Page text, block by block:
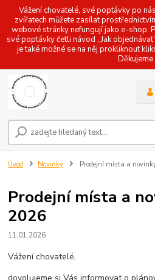
Vážení chovatelé, své poptávky po
zvířatech můžete zasílat
webové stránky nefungují jako e-shop.
své poptávky četli návod ,,Jak
je také možné se na něj prokliknout
Děkujeme.
Úvod Novinky Prodejní místa a
Prodejní místa a
2026
11.01.2026
Vážení chovatelé,